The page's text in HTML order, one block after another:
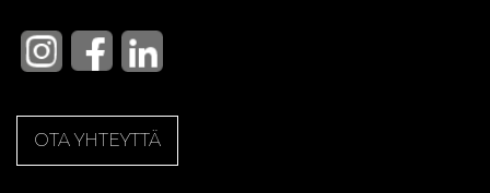
OTA YHTEYTTÄ